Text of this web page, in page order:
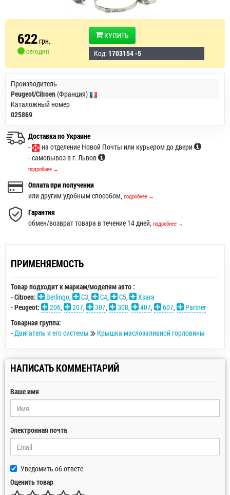
622грн.
сегодня
КУПИТЬ
Код: 1703154 -5
Производитель
Peugeot/Citroen(Франция)
Каталожный номер
025869
Доставка по Украине
-
на отделение Новой Почты или курьером до двери
- самовывоз в г. Львов
подробнее →
Оплата при получении
или другим удобным способом, подробнее →
Гарантия
обмен/возврат товара в течение 14 дней, подробнее →
ПРИМЕНЯЕМОСТЬ
Товар подходит к маркам/моделям авто :
-Citroen: Berlingo, C3, C4, C5,
Xsara
-Peugeot: 206, 207, 307, 308, 407, 607,
Partner
Товарная группа:
-Двигатель и его системы Крышка маслозаливной горловины
НАПИСАТЬ КОММЕНТАРИЙ
Ваше имя
Электронная почта
Уведомить об ответе
Оценить товар